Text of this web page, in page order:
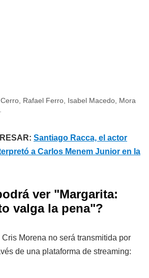
Rafael Ferro, Isabel Macedo, Mora
Santiago Racca, el actor
a Carlos Menem Junior en la
ver "Margarita:
valga la pena"?
Morena no será transmitida por
de una plataforma de streaming: